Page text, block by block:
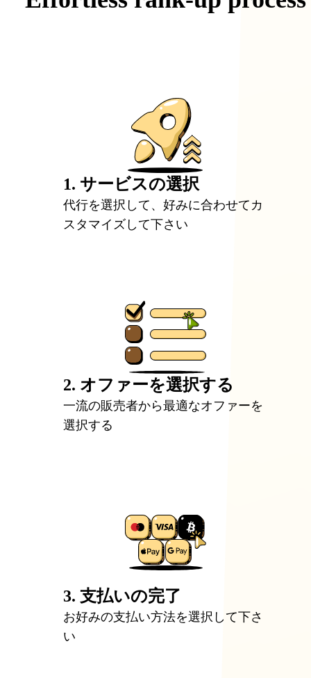
1. サービスの選択
代行を選択して、好みに合わせてカ
スタマイズして下さい
2. オファーを選択する
一流の販売者から最適なオファーを
選択する
3. 支払いの完了
お好みの支払い方法を選択して下さ
い